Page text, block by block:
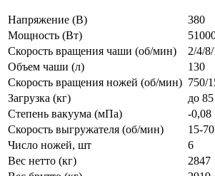
Напряжение (В)
380
Мощность (Вт)
Скорость вращения чаши (об/мин)
2/4/
Объем чаши (л)
130
Скорость вращения ножей (об/мин) 750/
Загрузка (кг)
до 85
Степень вакуума (мПа)
-0,08
Скорость выгружателя (об/мин)
15-70
Число ножей, шт
6
Вес нетто (кг)
2847